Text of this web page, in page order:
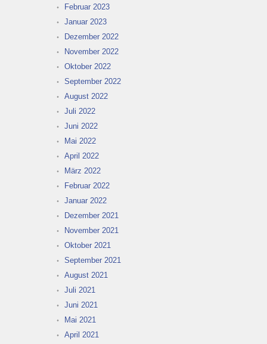
Februar 2023
Januar 2023
Dezember 2022
November 2022
Oktober 2022
September 2022
August 2022
Juli 2022
Juni 2022
Mai 2022
April 2022
März 2022
Februar 2022
Januar 2022
Dezember 2021
November 2021
Oktober 2021
September 2021
August 2021
Juli 2021
Juni 2021
Mai 2021
April 2021